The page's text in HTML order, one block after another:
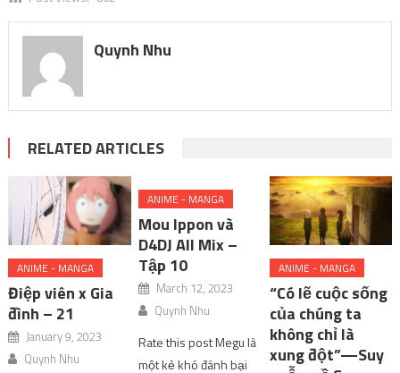
Quynh Nhu
RELATED ARTICLES
ANIME - MANGA
Điệp viên x Gia
đình – 21
January 9, 2023
Quynh Nhu
ANIME - MANGA
Mou Ippon và
D4DJ All Mix –
Tập 10
March 12, 2023
Quynh Nhu
Rate this post Megu là
một kẻ khó đánh bại
ANIME - MANGA
“Có lẽ cuộc sống
của chúng ta
không chỉ là
xung đột”—Suy